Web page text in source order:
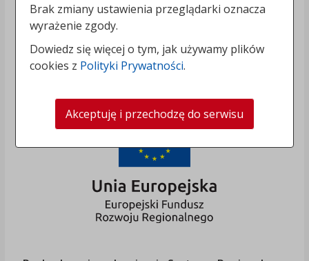
Brak zmiany ustawienia przeglądarki oznacza
wyrażenie zgody.
Dowiedz się więcej o tym, jak używamy plików
cookies z Polityki Prywatności.
Akceptuję i przechodzę do serwisu